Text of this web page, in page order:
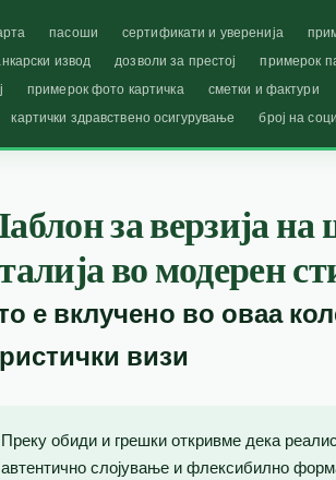
пасоши сертификати и уверенија
извод дозволи за престој примерок
примерок фото картичка сметки и фактури
картички здравствено осигурување број на
за верзија на
во модерен
е вклучено во оваа
визи
Преку обиди и грешки откривме дека
автентично слојување и флексибилно